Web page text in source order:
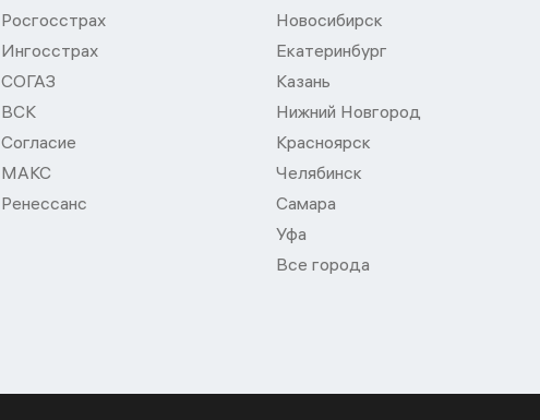
Росгосстрах
Ингосстрах
СОГАЗ
ВСК
Согласие
МАКС
Ренессанс
Новосибирск
Екатеринбург
Казань
Нижний Новгород
Красноярск
Челябинск
Самара
Уфа
Все города